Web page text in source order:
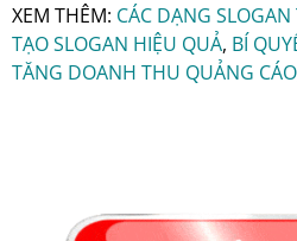
XEM THÊM: CÁC DẠNG
TẠO SLOGAN HIỆU QUẢ, BÍ
TĂNG DOANH THU QUẢNG